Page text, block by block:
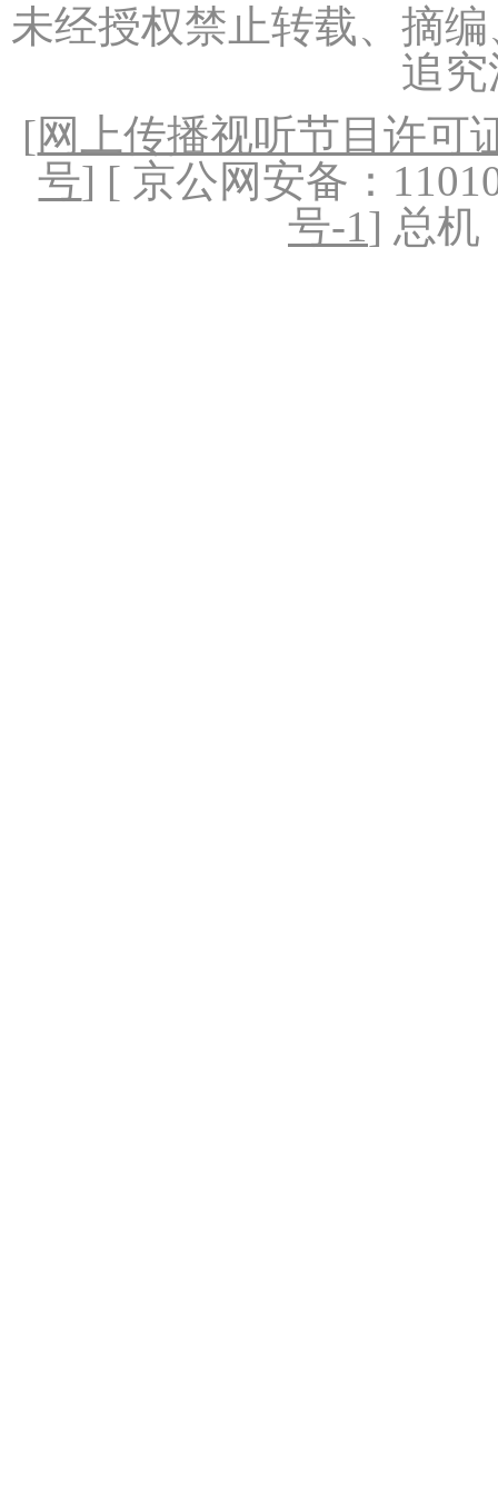
未经授权禁止转载、摘
追
[网上传播视听节目许可
号] [ 京公网安备：
号-1] 总机